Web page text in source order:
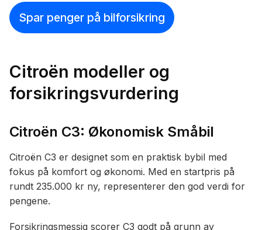
Spar penger på bilforsikring
Citroën modeller og
forsikringsvurdering
Citroën C3: Økonomisk Småbil
Citroën C3 er designet som en praktisk bybil med
fokus på komfort og økonomi. Med en startpris på
rundt 235.000 kr ny, representerer den god verdi for
pengene.
Forsikringsmessig scorer C3 godt på grunn av